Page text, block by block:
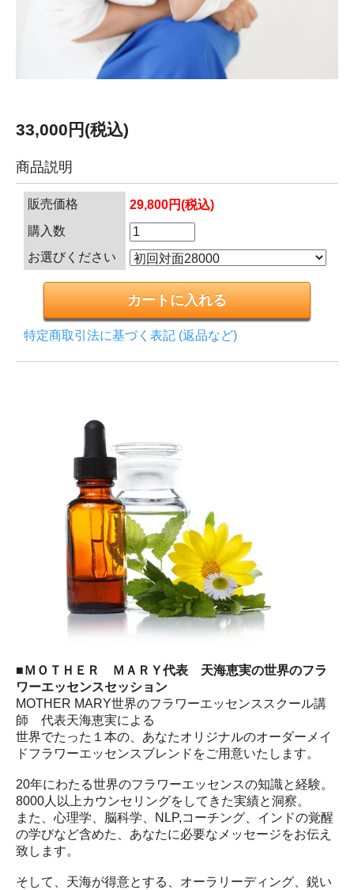
33,000円(税込)
商品説明
販売価格
29,800円(税込)
購入数
お選びください
特定商取引法に基づく表記 (返品など)
■ＭＯＴＨＥＲ ＭＡＲＹ代表 天海恵実の世界のフラ
ワーエッセンスセッション
MOTHER MARY世界のフラワーエッセンススクール講
師 代表天海恵実による
世界でたった１本の、あなたオリジナルのオーダーメイ
ドフラワーエッセンスブレンドをご用意いたします。
20年にわたる世界のフラワーエッセンスの知識と経験。
8000人以上カウンセリングをしてきた実績と洞察。
また、心理学、脳科学、NLP,コーチング、インドの覚醒
の学びなど含めた、あなたに必要なメッセージをお伝え
致します。
そして、天海が得意とする、オーラリーディング、鋭い